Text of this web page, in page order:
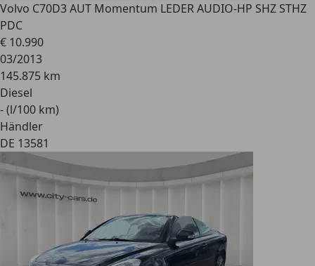
Volvo C70D3 AUT Momentum LEDER AUDIO-HP SHZ STHZ
PDC
€ 10.990
03/2013
145.875 km
Diesel
- (l/100 km)
Händler
DE 13581